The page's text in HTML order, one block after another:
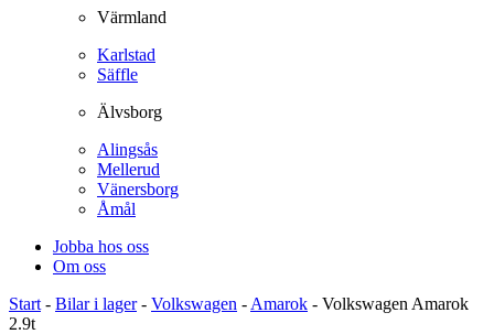
Värmland
Karlstad
Säffle
Älvsborg
Alingsås
Mellerud
Vänersborg
Åmål
Jobba hos oss
Om oss
Start - Bilar i lager- Volkswagen - Amarok - Volkswagen Amarok
2.9t